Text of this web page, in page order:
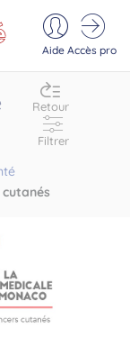
Aide Accès pro
Retour
Filtrer
cutanés